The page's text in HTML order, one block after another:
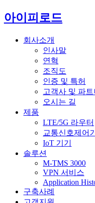
아이피로드
회사소개
인사말
연혁
조직도
인증 및 특허
고객사 및 파
오시는 길
제품
LTE/5G 라우터
교통신호제어
IoT 기기
솔루션
M-TMS 3000
VPN 서비스
Application
구축사례